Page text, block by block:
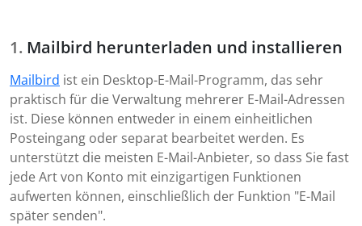
Mailbird herunterladen und installieren
Mailbird ist ein Desktop-E-Mail-Programm, das sehr
praktisch für die Verwaltung mehrerer E-Mail-Adressen
ist. Diese können entweder in einem einheitlichen
Posteingang oder separat bearbeitet werden. Es
unterstützt die meisten E-Mail-Anbieter, so dass Sie fast
jede Art von Konto mit einzigartigen Funktionen
aufwerten können, einschließlich der Funktion "E-Mail
später senden".